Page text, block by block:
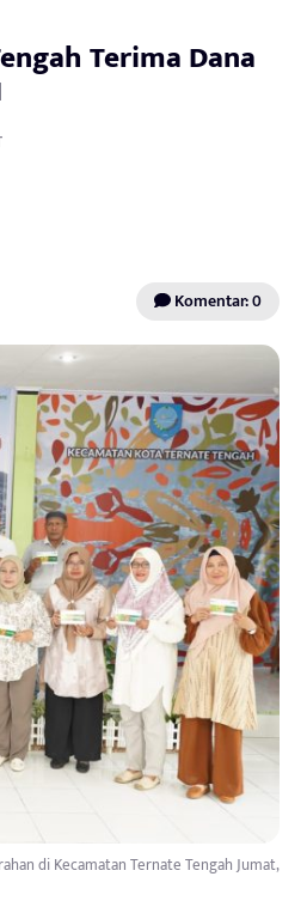
Terima Dana
Komentar: 0
di Kecamatan Ternate Tengah Jumat,